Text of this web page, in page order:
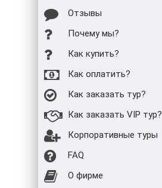
Отзывы
Почему мы?
Как купить?
Как оплатить?
Как заказать тур?
Как заказать VIP тур?
Корпоративные туры
FAQ
О фирме